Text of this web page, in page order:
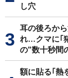
し穴
耳の後ろか
れ…クマに｢
の"数十秒間
額に貼る｢熱